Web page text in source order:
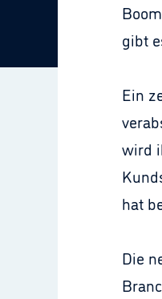
gibt
Ein
wird
hat
Die